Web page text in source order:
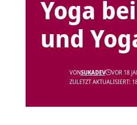
Yoga
und
ZULETZT AKTUALISIERT:
VONSUKADEV VOR 18